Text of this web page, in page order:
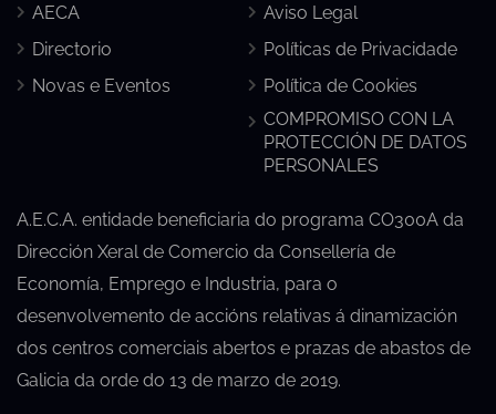
AECA
Directorio
Novas e Eventos
Aviso Legal
Políticas de Privacidade
Política de Cookies
COMPROMISO CON LA
PROTECCIÓN DE DATOS
PERSONALES
A.E.C.A. entidade beneficiaria do programa CO300A da
Dirección Xeral de Comercio da Consellería de
Economía, Emprego e Industria, para o
desenvolvemento de accións relativas á dinamización
dos centros comerciais abertos e prazas de abastos de
Galicia da orde do 13 de marzo de 2019.